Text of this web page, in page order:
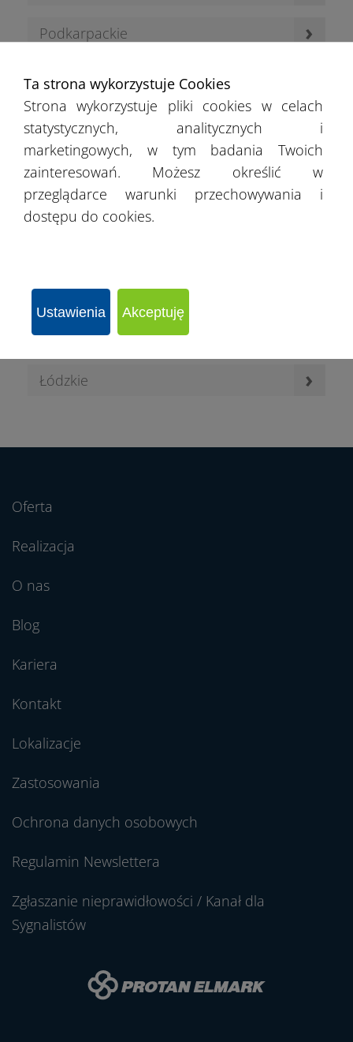
Podkarpackie ›
Podlaskie
Pomorskie ›
Śląskie ›
Świętokrzyskie
Wielkopolskie
Zachodniopomorskie
Łódzkie ›
Oferta
Realizacja
O nas
Blog
Kariera
Kontakt
Lokalizacje
Zastosowania
Ochrona danych osobowych
Regulamin Newslettera
Zgłaszanie nieprawidłowości / Kanał dla
Sygnalistów
Ta strona wykorzystuje Cookies
Strona wykorzystuje pliki cookies w celach
statystycznych, analitycznych i
marketingowych, w tym badania Twoich
zainteresowań. Możesz określić w
przeglądarce warunki przechowywania i
dostępu do cookies.
Ustawienia Akceptuję